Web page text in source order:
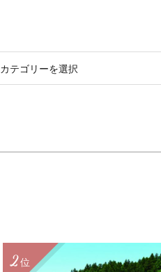
カテゴリーを選択
位
2